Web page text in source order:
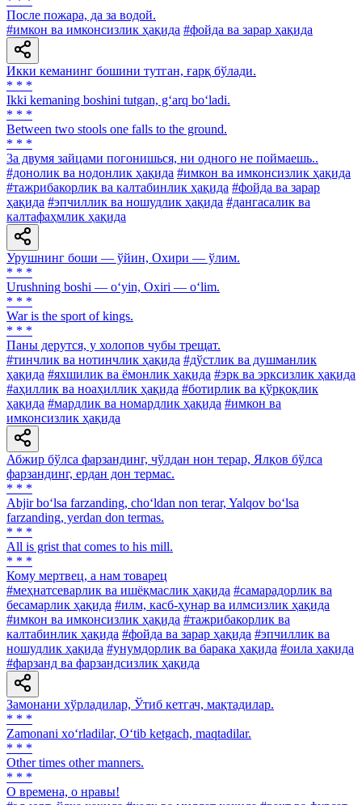
После пожара, да за водой.
#имкон ва имконсизлик ҳақида #фойда ва зарар ҳақида
Икки кеманинг бошини тутган, ғарқ бўлади.
* * *
Ikki kemaning boshini tutgan, g‘arq bo‘ladi.
* * *
Between two stools one falls to the ground.
* * *
3a двумя зайцами погонишься, ни одного не поймаешь..
#донолик ва нодонлик ҳақида #имкон ва имконсизлик ҳақида
#тажрибакорлик ва калтабинлик ҳақида #фойда ва зарар
ҳақида #эпчиллик ва ношудлик ҳақида #дангасалик ва
калтафаҳмлик ҳақида
Урушнинг боши — ўйин, Охири — ўлим.
* * *
Urushning boshi — o‘yin, Oxiri — o‘lim.
* * *
War is the sport of kings.
* * *
Паны дерутся, у холопов чубы трещат.
#тинчлик ва нотинчлик ҳақида #дўстлик ва душманлик
ҳақида #яхшилик ва ёмонлик ҳақида #эрк ва эрксизлик ҳақида
#аҳиллик ва ноаҳиллик ҳақида #ботирлик ва қўрқоқлик
ҳақида #мардлик ва номардлик ҳақида #имкон ва
имконсизлик ҳақида
Абжир бўлса фарзандинг, чўлдан нон терар, Ялқов бўлса
фарзандинг, ердан дон термас.
* * *
Abjir bo‘lsa farzanding, cho‘ldan non terar, Yalqov bo‘lsa
farzanding, yerdan don termas.
* * *
All is grist that comes to his mill.
* * *
Кому мертвец, а нам товарец
#меҳнатсеварлик ва ишёқмаслик ҳақида #самарадорлик ва
бесамарлик ҳақида #илм, касб-ҳунар ва илмсизлик ҳақида
#имкон ва имконсизлик ҳақида #тажрибакорлик ва
калтабинлик ҳақида #фойда ва зарар ҳақида #эпчиллик ва
ношудлик ҳақида #унумдорлик ва барака ҳақида #оила ҳақида
#фарзанд ва фарзандсизлик ҳақида
Замонани хўрладилар, Ўтиб кетгач, мақтадилар.
* * *
Zamonani xo‘rladilar, O‘tib ketgach, maqtadilar.
* * *
Other times other manners.
* * *
О времена, о нравы!